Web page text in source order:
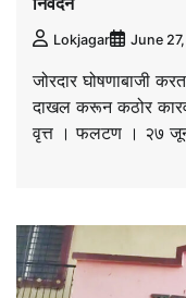
Lokjagar June
जोरदार घोषणाबाजी
दाखल करून कठोर
वृत्त । फलटण । २७